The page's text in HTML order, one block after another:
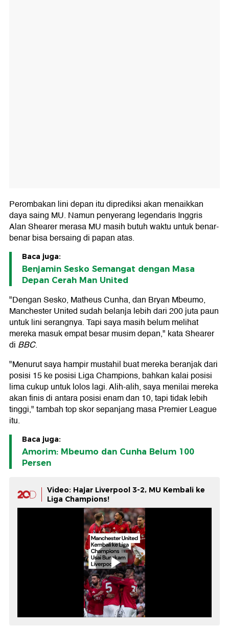
Perombakan lini depan itu diprediksi akan menaikkan
daya saing MU. Namun penyerang legendaris Inggris
Alan Shearer merasa MU masih butuh waktu untuk benar-
benar bisa bersaing di papan atas.
Baca juga:
Benjamin Sesko Semangat dengan Masa
Depan Cerah Man United
"Dengan Sesko, Matheus Cunha, dan Bryan Mbeumo,
Manchester United sudah belanja lebih dari 200 juta paun
untuk lini serangnya. Tapi saya masih belum melihat
mereka masuk empat besar musim depan," kata Shearer
di BBC.
"Menurut saya hampir mustahil buat mereka beranjak dari
posisi 15 ke posisi Liga Champions, bahkan kalai posisi
lima cukup untuk lolos lagi. Alih-alih, saya menilai mereka
akan finis di antara posisi enam dan 10, tapi tidak lebih
tinggi," tambah top skor sepanjang masa Premier League
itu.
Baca juga:
Amorim: Mbeumo dan Cunha Belum 100
Persen
Video: Hajar Liverpool 3-2, MU Kembali ke
Liga Champions!